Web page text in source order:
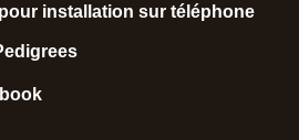
installation sur téléphone